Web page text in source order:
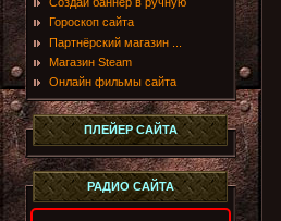
Гороскоп сайта
Партнёрский магазин ...
Магазин Steam
Онлайн фильмы сайта
ПЛЕЙЕР САЙТА
РАДИО САЙТА